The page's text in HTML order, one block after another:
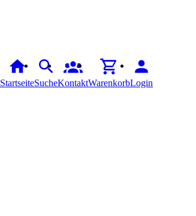
StartseiteSucheKontaktWarenkorbLogin